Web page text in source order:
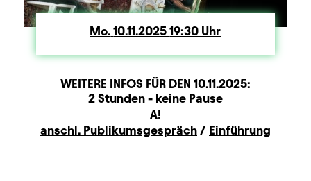
Mo. Montag
10.11.202519:30 Uhr
WEITERE INFOS FÜR DEN 10.11.2025:
BeschreibungInformation
Dauer und Pausen2 Stunden - keine Pause
A!
Zusatzinformation
anschl. Publikumsgespräch / Einführung